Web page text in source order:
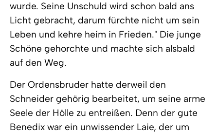
wurde. Seine Unschuld wird schon bald ans
Licht gebracht, darum fürchte nicht um sein
Leben und kehre heim in Frieden." Die junge
Schöne gehorchte und machte sich alsbald
auf den Weg.
Der Ordensbruder hatte derweil den
Schneider gehörig bearbeitet, um seine arme
Seele der Hölle zu entreißen. Denn der gute
Benedix war ein unwissender Laie, der um